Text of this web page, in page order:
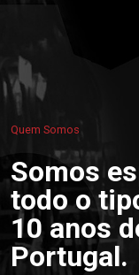
Quem Somos
Somos
todo o
10 anos
Portugal.